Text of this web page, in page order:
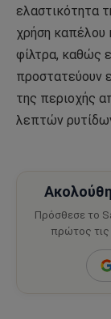
ελαστικότητα
χρήση καπέλου
φίλτρα, καθώς
προστατεύουν
της περιοχής
λεπτών
Πρόσθεσε το
πρώτος τις